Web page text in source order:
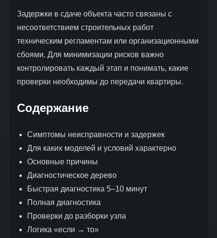
Задержки в сдаче объекта часто связаны с
несоответствием строительных работ
техническим регламентам или организационными
сбоями. Для минимизации рисков важно
контролировать каждый этап и понимать, какие
проверки необходимы до передачи квартиры.
Содержание
Симптомы неисправности и задержек
Для каких моделей и условий характерно
Основные причины
Диагностическое дерево
Быстрая диагностика 5–10 минут
Полная диагностика
Проверки до разборки узла
Логика «если → то»